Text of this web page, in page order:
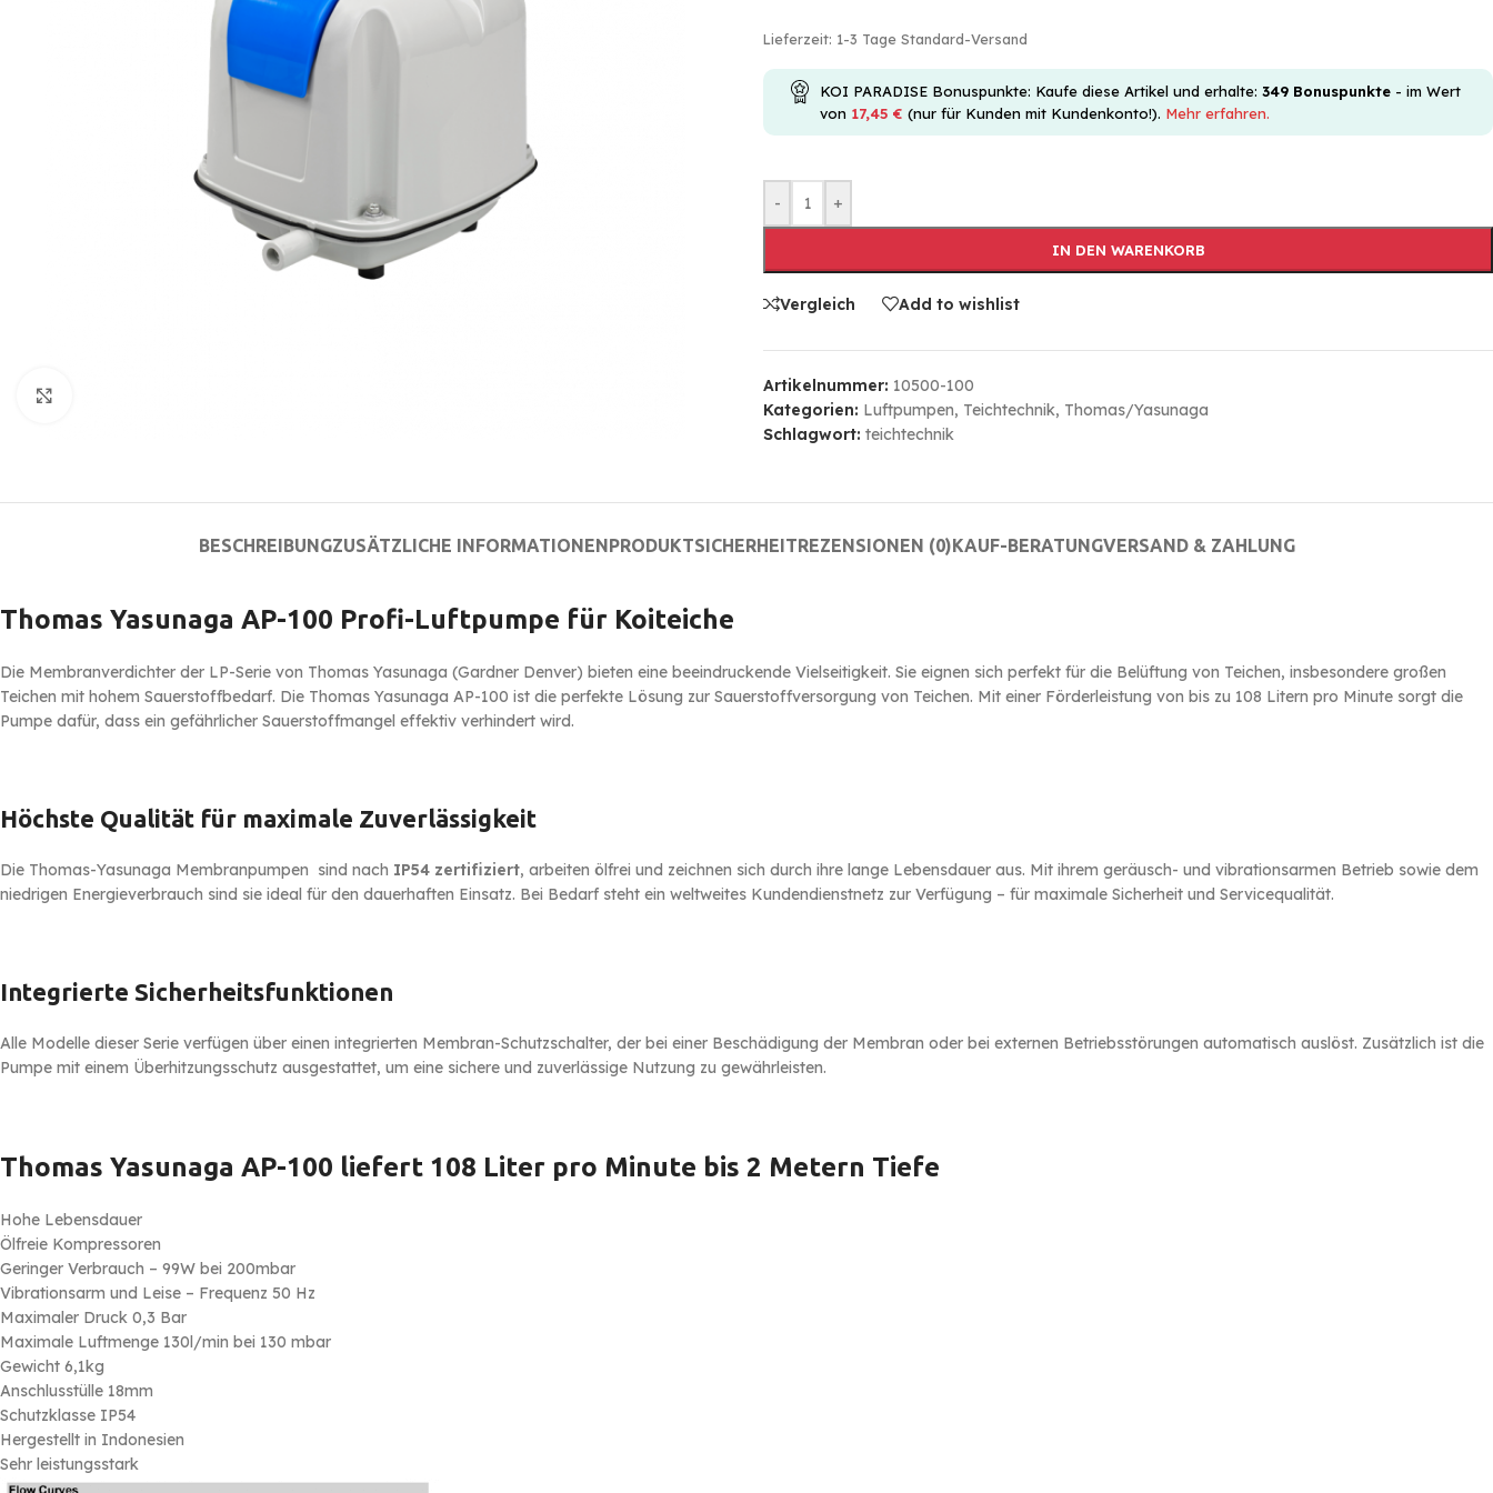
Lieferzeit: 1-3 Tage Standard-Versand
KOI PARADISE Bonuspunkte: Kaufe diese Artikel und erhalte: 349 Bonuspunkte - im Wert
von 17,45 € (nur für Kunden mit Kundenkonto!). Mehr erfahren.
- +
IN DEN WARENKORB
Vergleich Add to wishlist
Artikelnummer: 10500-100
Kategorien: Luftpumpen, Teichtechnik, Thomas/Yasunaga
Schlagwort: teichtechnik
BESCHREIBUNGZUSÄTZLICHE INFORMATIONENPRODUKTSICHERHEITREZENSIONEN (0)KAUF-BERATUNGVERSAND & ZAHLUNG
Thomas Yasunaga AP-100 Profi-Luftpumpe für Koiteiche
Die Membranverdichter der LP-Serie von Thomas Yasunaga (Gardner Denver) bieten eine beeindruckende Vielseitigkeit. Sie eignen sich perfekt für die Belüftung von Teichen, insbesondere großen
Teichen mit hohem Sauerstoffbedarf. Die Thomas Yasunaga AP-100 ist die perfekte Lösung zur Sauerstoffversorgung von Teichen. Mit einer Förderleistung von bis zu 108 Litern pro Minute sorgt die
Pumpe dafür, dass ein gefährlicher Sauerstoffmangel effektiv verhindert wird.
Höchste Qualität für maximale Zuverlässigkeit
Die Thomas-Yasunaga Membranpumpen sind nach IP54 zertifiziert, arbeiten ölfrei und zeichnen sich durch ihre lange Lebensdauer aus. Mit ihrem geräusch- und vibrationsarmen Betrieb sowie dem
niedrigen Energieverbrauch sind sie ideal für den dauerhaften Einsatz. Bei Bedarf steht ein weltweites Kundendienstnetz zur Verfügung – für maximale Sicherheit und Servicequalität.
Integrierte Sicherheitsfunktionen
Alle Modelle dieser Serie verfügen über einen integrierten Membran-Schutzschalter, der bei einer Beschädigung der Membran oder bei externen Betriebsstörungen automatisch auslöst. Zusätzlich ist die
Pumpe mit einem Überhitzungsschutz ausgestattet, um eine sichere und zuverlässige Nutzung zu gewährleisten.
Thomas Yasunaga AP-100 liefert 108 Liter pro Minute bis 2 Metern Tiefe
Hohe Lebensdauer
Ölfreie Kompressoren
Geringer Verbrauch – 99W bei 200mbar
Vibrationsarm und Leise – Frequenz 50 Hz
Maximaler Druck 0,3 Bar
Maximale Luftmenge 130l/min bei 130 mbar
Gewicht 6,1kg
Anschlusstülle 18mm
Schutzklasse IP54
Hergestellt in Indonesien
Sehr leistungsstark